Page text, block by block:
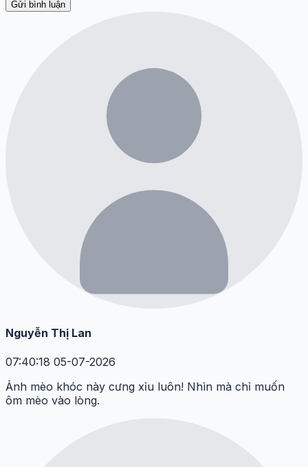
Gửi bình luận
Nguyễn Thị Lan
07:40:18 05-07-2026
Ảnh mèo khóc này cưng xỉu luôn! Nhìn mà chỉ muốn
ôm mèo vào lòng.